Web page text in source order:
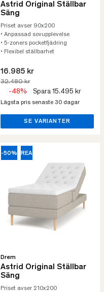
Astrid Original Ställbar
Säng
Priset avser 90x200
• Anpassad sovupplevelse
• 5-zoners pocketfjädring
• Flexibel ställbarhet
16.985 kr
32.480 kr
-48% Spara 15.495 kr
Lägsta pris senaste 30 dagar
SE VARIANTER
-50% REA
Drem
Astrid Original Ställbar
Säng
Priset avser 210x200